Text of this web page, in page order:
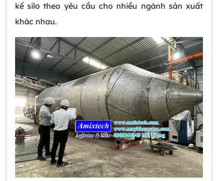
kế silo theo yêu cầu cho nhiều ngành sản xuất
khác nhau.